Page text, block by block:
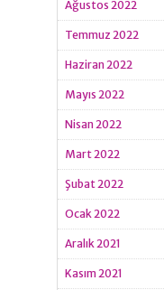
Ağustos 2022
Temmuz 2022
Haziran 2022
Mayıs 2022
Nisan 2022
Mart 2022
Şubat 2022
Ocak 2022
Aralık 2021
Kasım 2021